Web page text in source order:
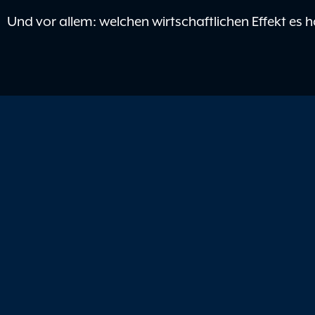
Und vor allem: welchen wirtschaftlichen Effekt es